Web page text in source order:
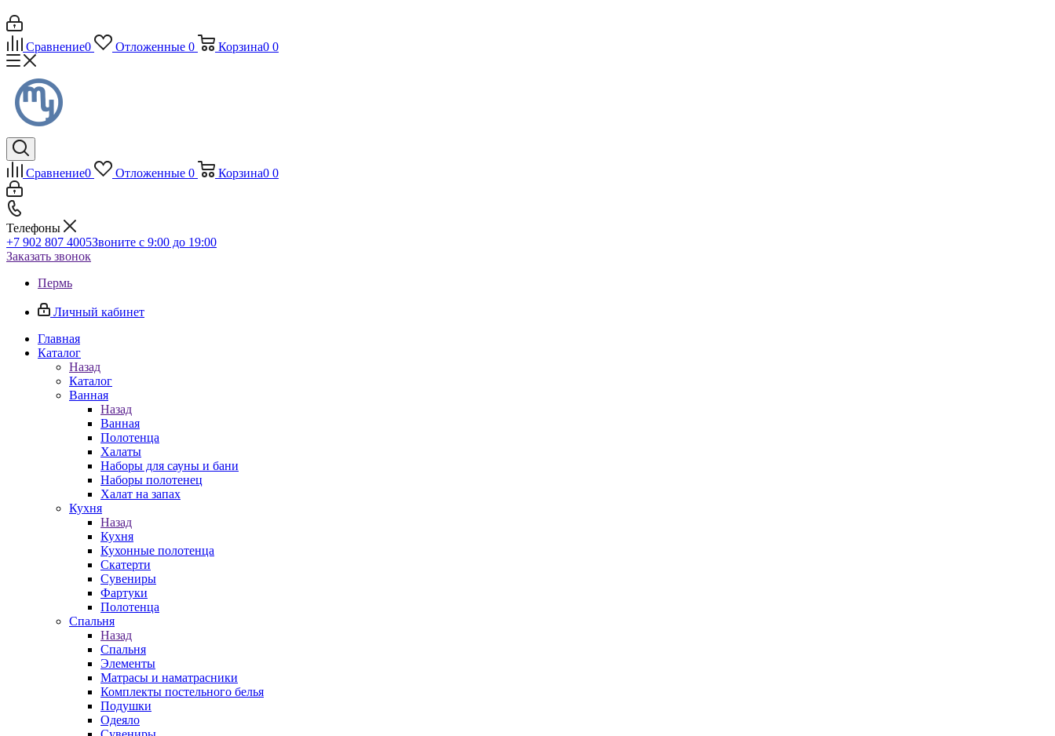
Сравнение0 Отложенные 0 Корзина0 0
Сравнение0 Отложенные 0 Корзина0 0
Телефоны
+7 902 807 4005Звоните с 9:00 до 19:00
Заказать звонок
Пермь
Личный кабинет
Главная
Каталог
Назад
Каталог
Ванная
Назад
Ванная
Полотенца
Халаты
Наборы для сауны и бани
Наборы полотенец
Халат на запах
Кухня
Назад
Кухня
Кухонные полотенца
Скатерти
Сувениры
Фартуки
Полотенца
Спальня
Назад
Спальня
Элементы
Матрасы и наматрасники
Комплекты постельного белья
Подушки
Одеяло